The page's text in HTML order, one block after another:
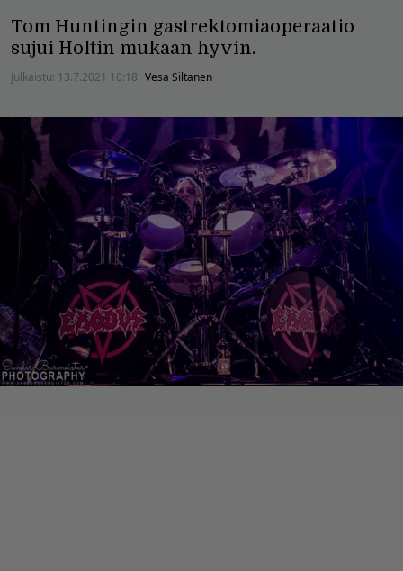
Tom Huntingin gastrektomiaoperaatio
sujui Holtin mukaan hyvin.
Julkaistu: 13.7.2021 10:18 Vesa Siltanen